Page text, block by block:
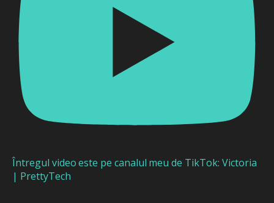
Întregul video este pe canalul meu de TikTok: Victoria
| PrettyTech